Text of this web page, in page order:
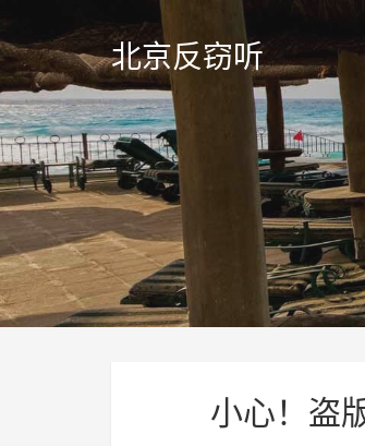
北京反窃听
小心！盗